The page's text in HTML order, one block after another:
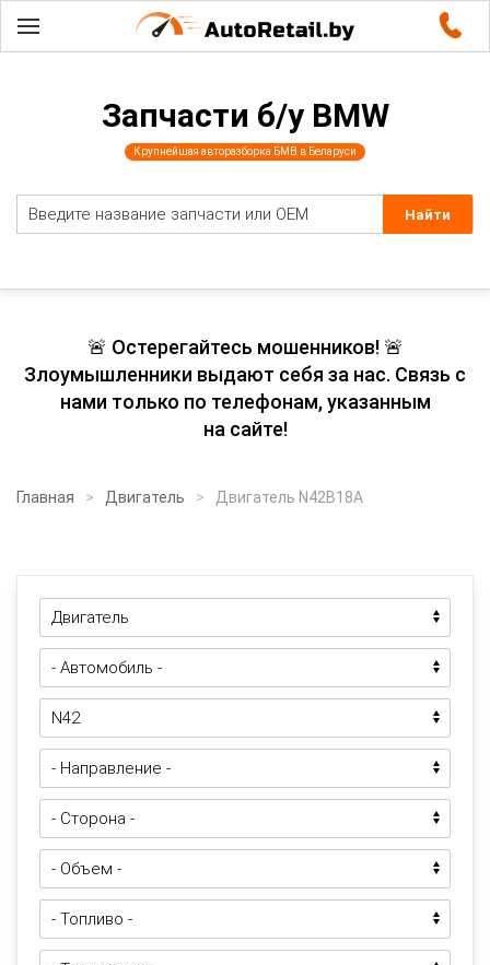
Запчасти б/у BMW
Крупнейшая авторазборка БМВ в Беларуси
🚨 Остерегайтесь мошенников! 🚨
Злоумышленники выдают себя за нас. Связь с
нами только по телефонам, указанным
на сайте!
Главная Двигатель Двигатель N42B18A